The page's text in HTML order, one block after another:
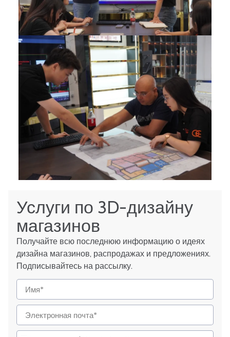
Услуги по 3D-дизайну
магазинов
Получайте всю последнюю информацию о идеях
дизайна магазинов, распродажах и предложениях.
Подписывайтесь на рассылку.